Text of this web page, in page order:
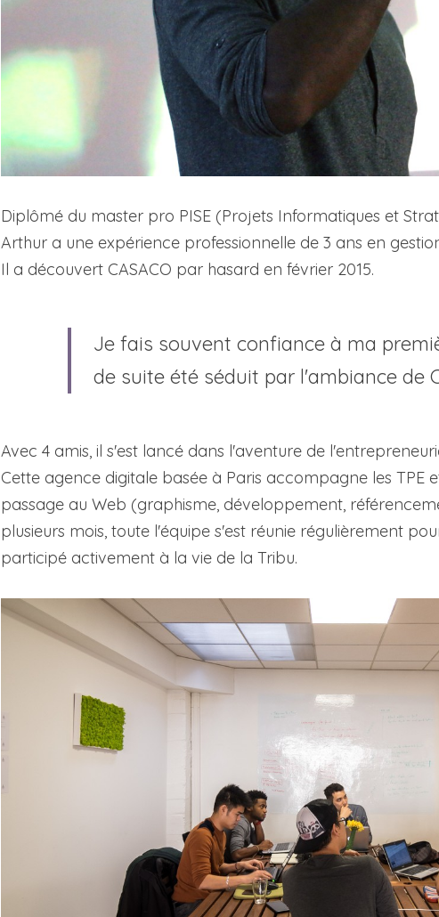
Diplômé du master pro PISE (Projets Informatiques et
Arthur a une expérience professionnelle de 3 ans en
Il a découvert CASACO par hasard en février 2015.
Je fais souvent confiance à ma
de suite été séduit par l'ambiance de
Cette agence digitale basée à Paris accompagne les TPE
passage au Web (graphisme, développement,
plusieurs mois, toute l'équipe s'est réunie régulièrement
participé activement à la vie de la Tribu.